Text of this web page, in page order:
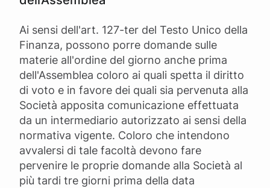
Ai sensi dell'art. 127-ter del Testo Unico della
Finanza, possono porre domande sulle
materie all'ordine del giorno anche prima
dell'Assemblea coloro ai quali spetta il diritto
di voto e in favore dei quali sia pervenuta alla
Società apposita comunicazione effettuata
da un intermediario autorizzato ai sensi della
normativa vigente. Coloro che intendono
avvalersi di tale facoltà devono fare
pervenire le proprie domande alla Società al
più tardi tre giorni prima della data